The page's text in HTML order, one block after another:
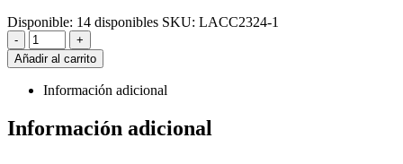
Disponible: 14 disponibles SKU: LACC2324-1
-
+
Añadir al carrito
Información adicional
Información adicional